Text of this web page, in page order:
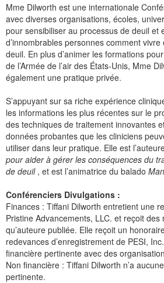
Mme Dilworth est une internationale
avec diverses organisations, écoles,
pour sensibiliser au processus de deuil et
d’innombrables personnes comment
deuil. En plus d’animer les formations
de l’Armée de l’air des États-Unis, Mme
également une pratique privée.
S’appuyant sur sa riche expérience
les informations les plus récentes sur le
des techniques de traitement innovantes
données probantes que les cliniciens
utiliser dans leur pratique. Elle est
pour aider à gérer les conséquences du
de deuil, et est l’animatrice du balado
Conférenciers Divulgations :
Finances : Tiffani Dilworth entretient une
Pristine Advancements, LLC. et reçoit
qu’auteure publiée. Elle reçoit un
redevances d’enregistrement de PESI,
financière pertinente avec des
Non financière : Tiffani Dilworth n’a
pertinente.